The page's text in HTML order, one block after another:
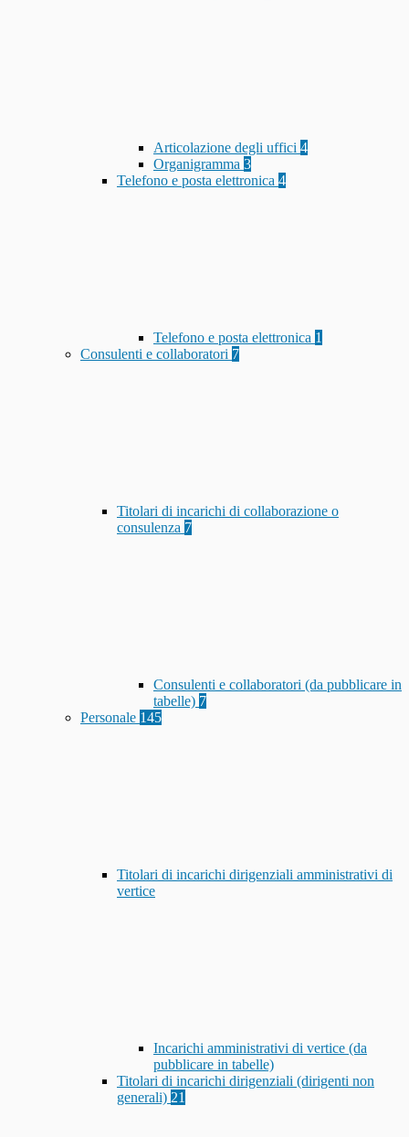
Articolazione degli uffici 4
Organigramma 3
Telefono e posta elettronica 4
Telefono e posta elettronica 1
Consulenti e collaboratori 7
Titolari di incarichi di collaborazione o
consulenza 7
Consulenti e collaboratori (da pubblicare in
tabelle) 7
Personale 145
Titolari di incarichi dirigenziali amministrativi di
vertice
Incarichi amministrativi di vertice (da
pubblicare in tabelle)
Titolari di incarichi dirigenziali (dirigenti non
generali) 21